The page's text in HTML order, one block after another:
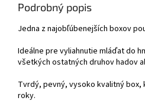
Podrobný popis
Jedna z najobľúbenejších boxov
Ideálne pre vyliahnutie mláďat do
všetkých ostatných druhov hadov
Tvrdý, pevný, vysoko kvalitný
roky.